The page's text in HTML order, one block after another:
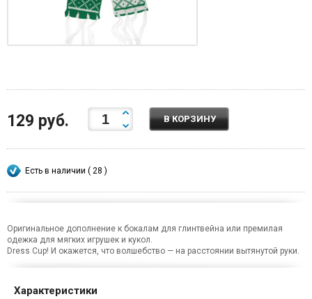
129 руб. В КОРЗИНУ
Есть в наличии ( 28 )
Оригинальное дополнение к бокалам для глинтвейна или премилая
одежка для мягких игрушек и кукол.
Dress Cup! И окажется, что волшебство — на расстоянии вытянутой руки.
Характеристики